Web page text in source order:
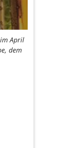
April
dem